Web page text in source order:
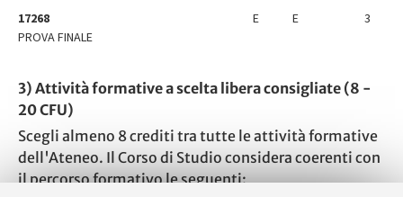
17268
PROVA FINALE
E E 3
3) Attività formative a scelta libera consigliate (8 -
20 CFU)
Scegli almeno 8 crediti tra tutte le attività formative
dell'Ateneo. Il Corso di Studio considera coerenti con
il percorso formativo le seguenti: